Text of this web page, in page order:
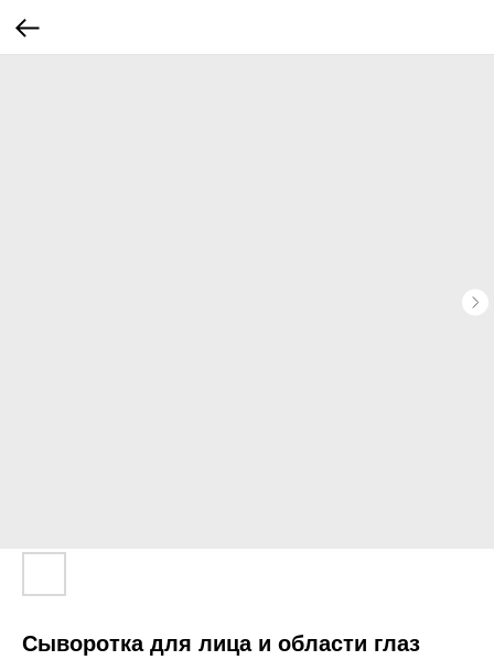
Сыворотка для лица и области глаз